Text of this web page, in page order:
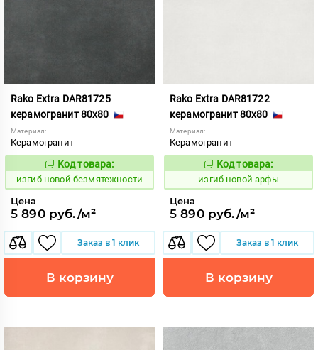
Rako Extra DAR81725
керамогранит 80x80
Материал:
Керамогранит
570629
Код товара:
изгиб новой безмятежности
Цена
5 890 руб./м²
Заказ в 1 клик
В корзину
Rako Extra DAR81722
керамогранит 80x80
Материал:
Керамогранит
570626
Код товара:
изгиб новой арфы
Цена
5 890 руб./м²
Заказ в 1 клик
В корзину